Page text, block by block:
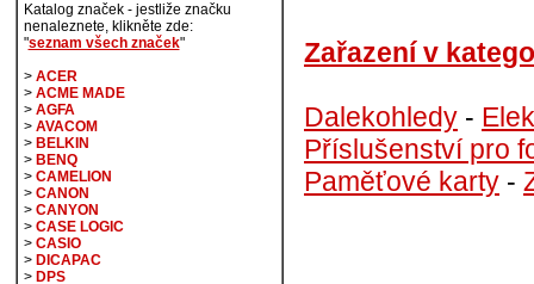
Zařazení v
Dalekohledy -
Příslušenství pro
Paměťové karty -
Katalog značek - jestliže značku
nenaleznete, klikněte zde:
"seznam všech značek"
> ACER
> ACME MADE
> AGFA
> AVACOM
> BELKIN
> BENQ
> CAMELION
> CANON
> CANYON
> CASE LOGIC
> CASIO
> DICAPAC
> DPS